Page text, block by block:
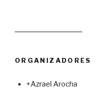
ORGANIZADORES
+Azrael Arocha